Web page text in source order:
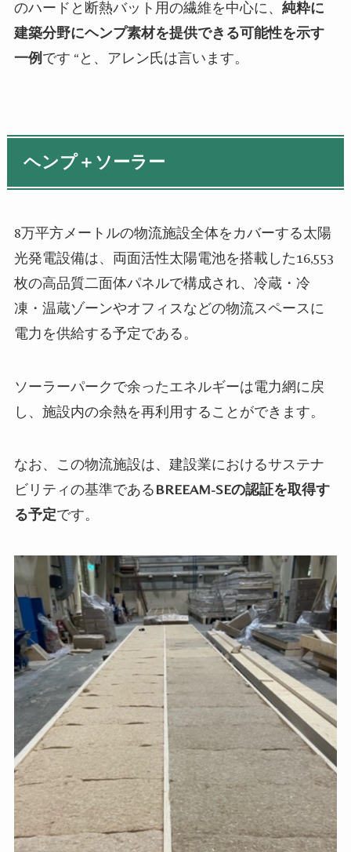
のハードと断熱バット用の繊維を中心に、 純粋に
建築分野にヘンプ素材を提供できる可能性を示す
一例です “と、アレン氏は言います。
ヘンプ＋ソーラー
8万平方メートルの物流施設全体をカバーする太陽
光発電設備は、両面活性太陽電池を搭載した16,553
枚の高品質二面体パネルで構成され、冷蔵・冷
凍・温蔵ゾーンやオフィスなどの物流スペースに
電力を供給する予定である。
ソーラーパークで余ったエネルギーは電力網に戻
し、施設内の余熱を再利用することができます。
なお、この物流施設は、建設業におけるサステナ
ビリティの基準であるBREEAM-SEの認証を取得す
る予定です。